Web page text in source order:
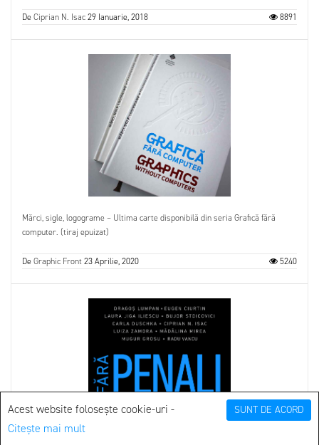
SUNT DE ACORD
Acest website folosește cookie-uri -
Citește mai mult
DeCiprian N. Isac29 Ianuarie, 2018 8891
Mărci, sigle, logograme – Ultima carte disponibilă din seria Grafică fără
computer. (tiraj epuizat)
DeGraphic Front23 Aprilie, 2020 5240